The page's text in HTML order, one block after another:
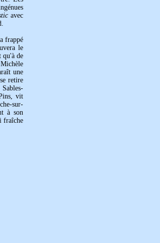
avec
frappé
le
qu'à de
une
retire
vit
sur-
à son
fraîche